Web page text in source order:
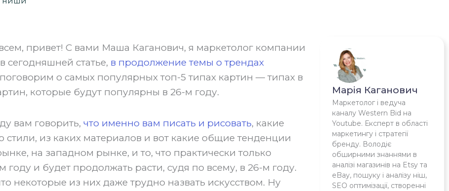
привет! С вами Маша Каганович, я маркетолог компании
сегодняшней статье, в продолжение темы о трендах
о самых популярных топ-5 типах картин — типах в
которые будут популярны в 26-м году.
вам говорить, что именно вам писать и рисовать, какие
стили, из каких материалов и вот какие общие тенденции
на западном рынке, и то, что практически только
году и будет продолжать расти, судя по всему, в 26-м году.
некоторые из них даже трудно назвать искусством. Ну
Марія Каганович
Маркетолог і ведуча
каналу Western Bid на
Youtube. Експерт в області
маркетингу і стратегії
бренду. Володіє
обширними знаннями в
аналізі магазинів на Etsy та
eBay, пошуку і аналізу ніш,
SEO оптимізації, створенні